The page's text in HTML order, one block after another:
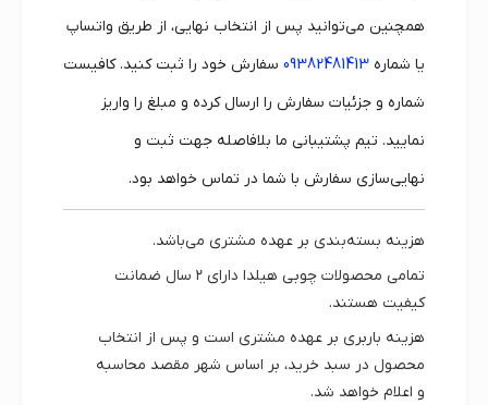
همچنین می‌توانید پس از انتخاب نهایی، از طریق واتساپ
یا شماره 09382481413 سفارش خود را ثبت کنید. کافیست
شماره و جزئیات سفارش را ارسال کرده و مبلغ را واریز
نمایید. تیم پشتیبانی ما بلافاصله جهت ثبت و
نهایی‌سازی سفارش با شما در تماس خواهد بود.
هزینه بسته‌بندی بر عهده مشتری می‌باشد.
تمامی محصولات چوبی هیلدا دارای
۲ سال ضمانت
کیفیت هستند.
هزینه باربری بر عهده مشتری است و پس از انتخاب
محصول در سبد خرید، بر اساس شهر مقصد محاسبه
و اعلام خواهد شد.